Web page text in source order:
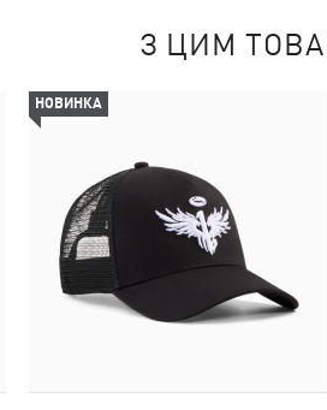
З ЦИМ
НОВИНКА